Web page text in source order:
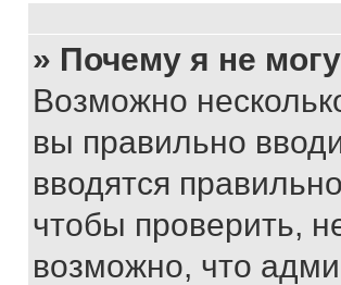
» Почему я не
Возможно
вы правильно
вводятся
чтобы проверить,
возможно, что